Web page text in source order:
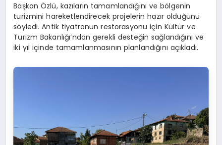
Başkan Özlü, kazıların tamamlandığını ve bölgenin
turizmini hareketlendirecek projelerin hazır olduğunu
söyledi. Antik tiyatronun restorasyonu için Kültür ve
Turizm Bakanlığı’ndan gerekli desteğin sağlandığını ve
iki yıl içinde tamamlanmasının planlandığını açıkladı.